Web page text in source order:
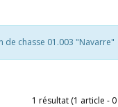
de chasse 01.003 "Navarre"
1 résultat (1 article -